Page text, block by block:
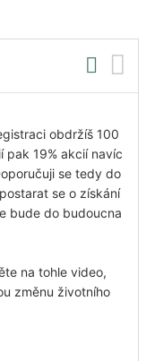
obdržíš 100
pak 19% akcií navíc
se tedy do
se o získání
bude do budoucna
na tohle video,
změnu životního